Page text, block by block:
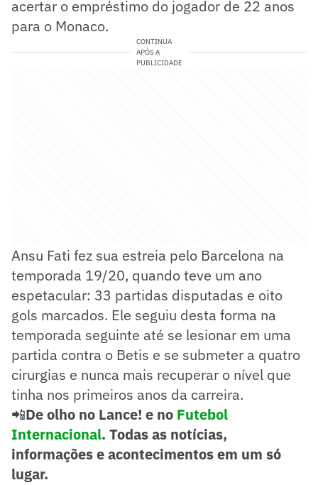
acertar o empréstimo do jogador de 22 anos
para o Monaco.
CONTINUA
APÓS A
PUBLICIDADE
Ansu Fati fez sua estreia pelo Barcelona na
temporada 19/20, quando teve um ano
espetacular: 33 partidas disputadas e oito
gols marcados. Ele seguiu desta forma na
temporada seguinte até se lesionar em uma
partida contra o Betis e se submeter a quatro
cirurgias e nunca mais recuperar o nível que
tinha nos primeiros anos da carreira.
📲De olho no Lance! e no Futebol
Internacional. Todas as notícias,
informações e acontecimentos em um só
lugar.